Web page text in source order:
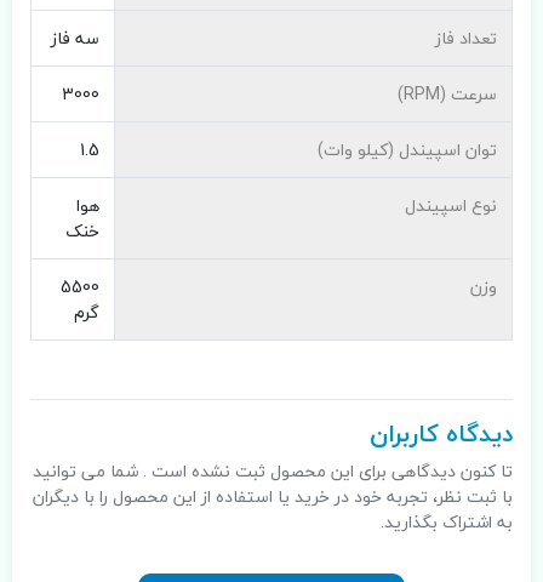
تعداد فاز
سه فاز
سرعت (RPM)
3000
توان اسپیندل (کیلو وات)
1.5
نوع اسپیندل
هوا
خنک
وزن
5500
گرم
دیدگاه کاربران
تا کنون دیدگاهی برای این محصول ثبت نشده است . شما می توانید
با ثبت نظر، تجربه خود در خرید یا استفاده از این محصول را با دیگران
به اشتراک بگذارید.